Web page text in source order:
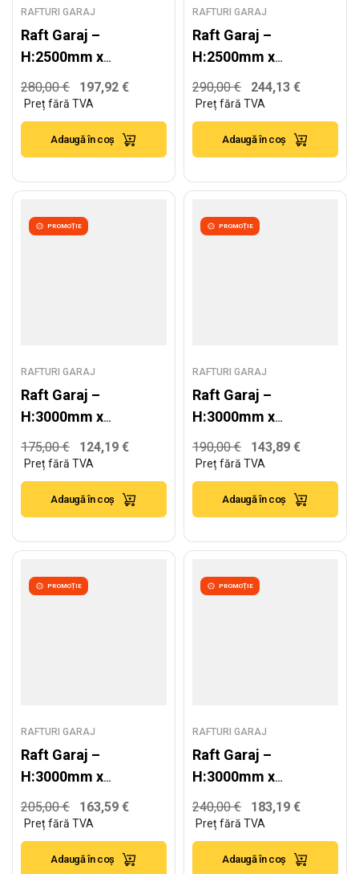
RAFTURI GARAJ
Raft Garaj –
H:2500mm x
L:2520mm x
W:600mm,
350kg/nivel
280,00€ 197,92 €
Adaugă în coș
RAFTURI GARAJ
Raft Garaj –
H:2500mm x
L:2820mm x
W:600mm,
350kg/nivel
290,00€ 244,13 €
Adaugă în coș
PROMOȚIE
RAFTURI GARAJ
Raft Garaj –
H:3000mm x
L:1020mm x
W:600mm,
200kg/nivel
175,00€ 124,19 €
Adaugă în coș
PROMOȚIE
RAFTURI GARAJ
Raft Garaj –
H:3000mm x
L:1320mm x
W:600mm,
250kg/nivel
190,00€ 143,89 €
Adaugă în coș
PROMOȚIE
RAFTURI GARAJ
Raft Garaj –
H:3000mm x
L:1620mm x
W:600mm,
250kg/nivel
205,00€ 163,59 €
Adaugă în coș
PROMOȚIE
RAFTURI GARAJ
Raft Garaj –
H:3000mm x
L:1920mm x
W:600mm,
300kg/nivel
240,00€ 183,19 €
Adaugă în coș